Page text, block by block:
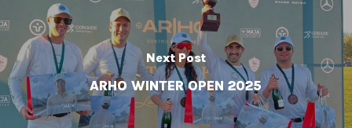
Next Post
ARHO WINTER OPEN 2025